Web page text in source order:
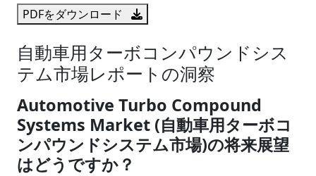
PDFをダウンロード
自動車用ターボコンパウンドシス
テム市場レポートの洞察
Automotive Turbo Compound
Systems Market (自動車用ターボコ
ンパウンドシステム市場)の将来展望
はどうですか？